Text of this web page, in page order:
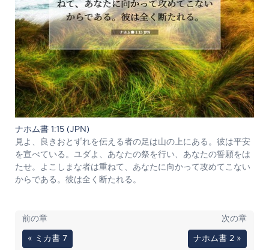
ナホム書 1:15 (JPN)
見よ、良きおとずれを伝える者の足は山の上にある。彼は平安
を宣べている。ユダよ、あなたの祭を行い、あなたの誓願をは
たせ。よこしまな者は重ねて、あなたに向かって攻めてこない
からである。彼は全く断たれる。
前の章
« ミカ書 7
次の章
ナホム書 2 »